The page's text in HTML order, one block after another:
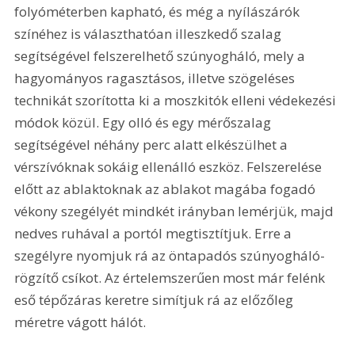
folyóméterben kapható, és még a nyílászárók
színéhez is választhatóan illeszkedő szalag
segítségével felszerelhető szúnyogháló, mely a
hagyományos ragasztásos, illetve szögeléses
technikát szorította ki a moszkitók elleni védekezési
módok közül. Egy olló és egy mérőszalag
segítségével néhány perc alatt elkészülhet a
vérszívóknak sokáig ellenálló eszköz. Felszerelése
előtt az ablaktoknak az ablakot magába fogadó
vékony szegélyét mindkét irányban lemérjük, majd
nedves ruhával a portól megtisztítjuk. Erre a
szegélyre nyomjuk rá az öntapadós szúnyogháló-
rögzítő csíkot. Az értelemszerűen most már felénk
eső tépőzáras keretre simítjuk rá az előzőleg
méretre vágott hálót.